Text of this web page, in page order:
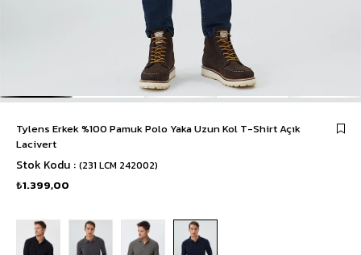
Tylens Erkek %100 Pamuk Polo Yaka Uzun Kol T-Shirt Açık
Lacivert
Stok Kodu (231 LCM 242002)
₺1.399,00